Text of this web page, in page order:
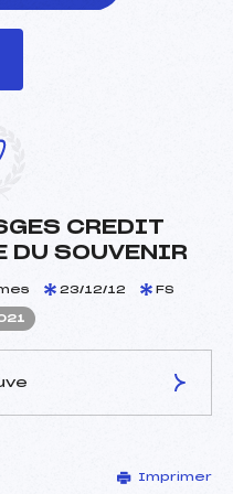
CREDIT
DU SOUVENIR
23/12/12 FS
POIROT ERIC ()
Imprimer